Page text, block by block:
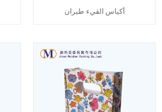
أكياس القيء طيران